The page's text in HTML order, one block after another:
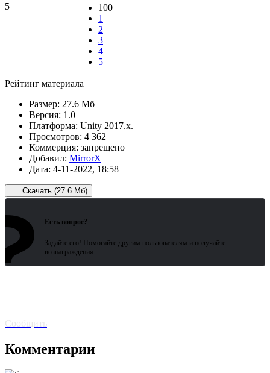
5
100
1
2
3
4
5
Рейтинг материала
Размер: 27.6 Мб
Версия: 1.0
Платформа: Unity 2017.x.
Просмотров: 4 362
Коммерция: запрещено
Добавил: MirrorX
Дата: 4-11-2022, 18:58
Скачать (27.6 Мб)
Есть вопрос?
Задайте его! Помогайте другим пользователям и получайте
вознаграждения.
Сообщить
Комментарии